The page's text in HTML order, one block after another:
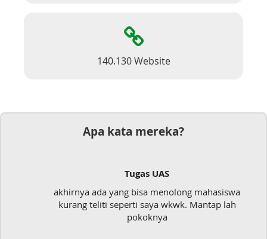
140.130 Website
Apa kata mereka?
Tugas UAS
akhirnya ada yang bisa menolong mahasiswa
kurang teliti seperti saya wkwk. Mantap lah
pokoknya